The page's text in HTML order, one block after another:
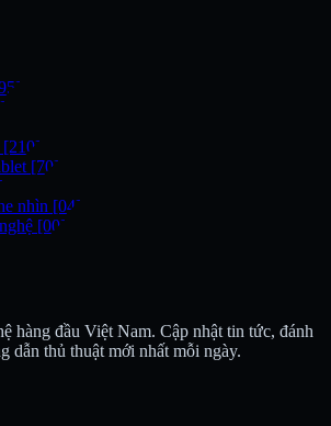
[210]
[70]
nhìn [04]
[00]
hàng đầu Việt Nam. Cập nhật tin tức, đánh
dẫn thủ thuật mới nhất mỗi ngày.